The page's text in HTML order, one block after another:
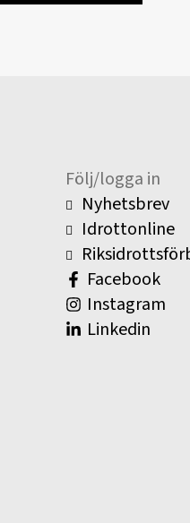
Följ/logga in
Nyhetsbrev
Idrottonline
Facebook
Instagram
Linkedin